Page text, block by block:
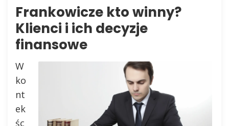
Frankowicze kto winny?
Klienci i ich decyzje
finansowe
W
ko
nt
ek
śc